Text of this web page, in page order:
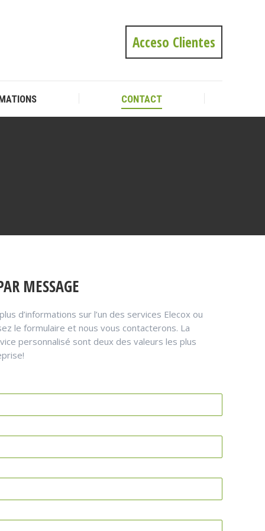
Acceso Clientes
CONTACT
MESSAGE
d’informations sur l’un des services Elecox ou
le formulaire et nous vous contacterons. La
personnalisé sont deux des valeurs les plus